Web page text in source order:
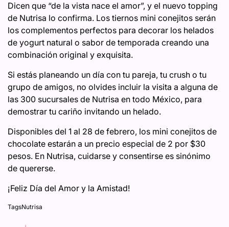
Dicen que “de la vista nace el amor”, y el nuevo topping
de Nutrisa lo confirma. Los tiernos mini conejitos serán
los complementos perfectos para decorar los helados
de yogurt natural o sabor de temporada creando una
combinación original y exquisita.
Si estás planeando un día con tu pareja, tu crush o tu
grupo de amigos, no olvides incluir la visita a alguna de
las 300 sucursales de Nutrisa en todo México, para
demostrar tu cariño invitando un helado.
Disponibles del 1 al 28 de febrero, los mini conejitos de
chocolate estarán a un precio especial de 2 por $30
pesos. En Nutrisa, cuidarse y consentirse es sinónimo
de quererse.
¡Feliz Día del Amor y la Amistad!
TagsNutrisa